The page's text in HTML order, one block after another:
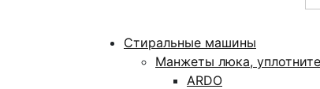
Стиральные машины
Манжеты люка,
ARDO